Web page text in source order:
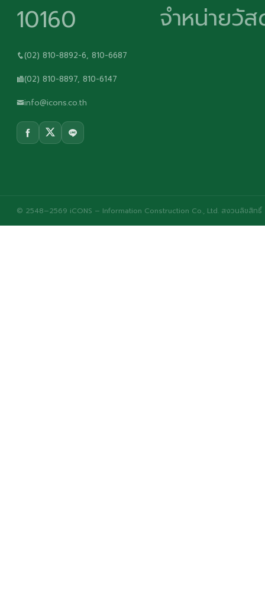
10160
(02) 810-8892-6, 810-6687
(02) 810-8897, 810-6147
info@icons.co.th
จำหน่ายวั
© 2548–2569 iCONS – Information Construction Co., Ltd. สงวนลิขสิทธิ์